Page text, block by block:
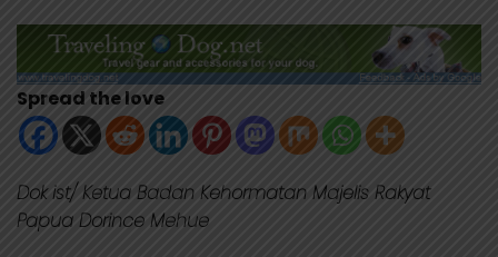
Spread the love
Dok ist/ Ketua Badan Kehormatan Majelis Rakyat
Papua Dorince Mehue